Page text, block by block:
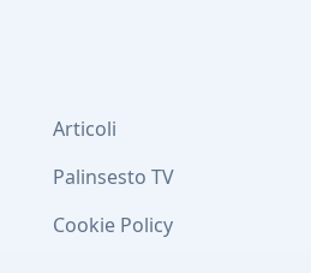
Articoli
Palinsesto TV
Cookie Policy